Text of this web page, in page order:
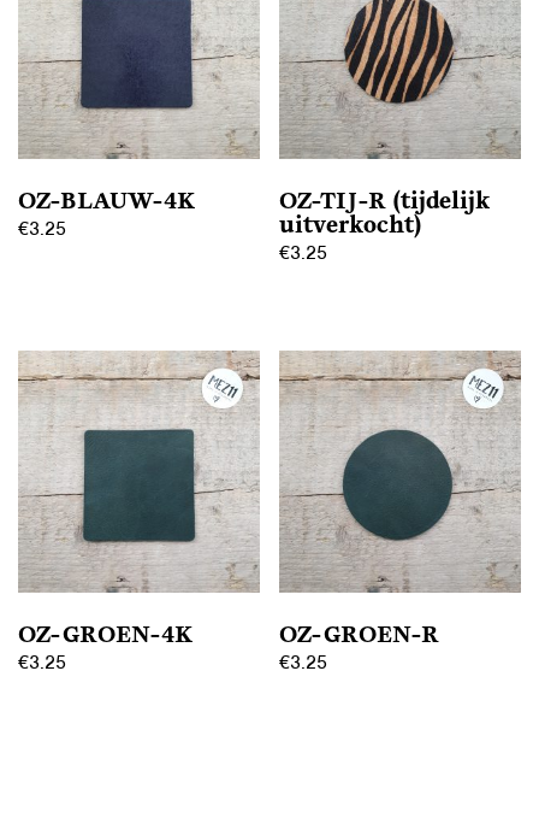
OZ-BLAUW-4K
€3.25
OZ-TIJ-R (tijdelijk
uitverkocht)
€3.25
OZ-GROEN-4K
€3.25
OZ-GROEN-R
€3.25